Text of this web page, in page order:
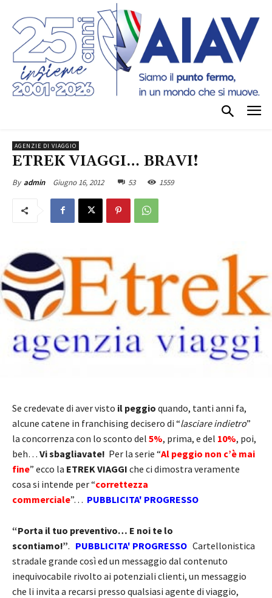
AGENZIE DI VIAGGIO
ETREK VIAGGI… BRAVI!
By admin Giugno 16, 2012 53 1559
Se credevate di aver visto il peggio quando, tanti anni fa,
alcune catene in franchising decisero di “lasciare indietro”
la concorrenza con lo sconto del 5%, prima, e del 10%, poi,
beh… Vi sbagliavate! Per la serie “Al peggio non c’è mai
fine” ecco la ETREK VIAGGI che ci dimostra veramente
cosa si intende per “correttezza
commerciale”… PUBBLICITA' PROGRESSO
“Porta il tuo preventivo… E noi te lo
scontiamo!”. PUBBLICITA' PROGRESSO Cartellonistica
stradale grande così ed un messaggio dal contenuto
inequivocabile rivolto ai potenziali clienti, un messaggio
che li invita a recarsi presso qualsiasi agente di viaggio,